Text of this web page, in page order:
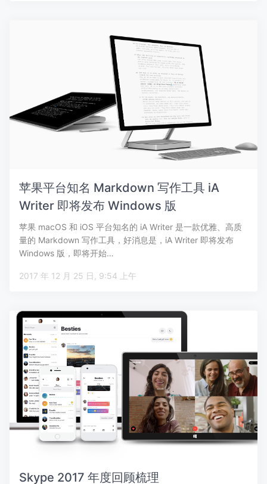
苹果平台知名 Markdown 写作工具 iA
Writer 即将发布 Windows 版
苹果 macOS 和 iOS 平台知名的 iA Writer 是一款优雅、高质
量的 Markdown 写作工具，好消息是，iA Writer 即将发布
Windows 版，即将开始…
2017 年 12 月 25 日, 9:54 上午
Skype 2017 年度回顾梳理